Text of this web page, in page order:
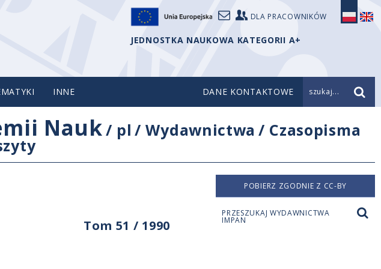
DLA PRACOWNIKÓW
JEDNOSTKA NAUKOWA KATEGORII A+
INNE DANE KONTAKTOWE szukaj...
Nauk/ pl /Wydawnictwa / Czasopisma
Tom 51 / 1990
POBIERZ ZGODNIE Z CC-BY
PRZESZUKAJ WYDAWNICTWA
IMPAN